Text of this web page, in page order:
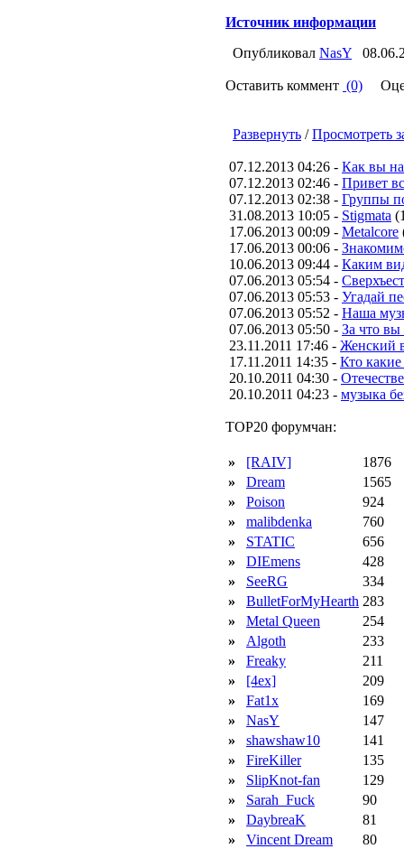
Источник информации
Опубликовал NasY
Оставить коммент (0)
Развернуть /Просмотреть
07.12.2013 04:26 - Как вы
07.12.2013 02:46 - Привет
07.12.2013 02:38 - Группы
31.08.2013 10:05 - Stigmata
17.06.2013 00:09 - Metalcore
17.06.2013 00:06 -
10.06.2013 09:44 - Каким
07.06.2013 05:54 -
07.06.2013 05:53 - Угадай
07.06.2013 05:52 - Наша
07.06.2013 05:50 - За что вы
23.11.2011 17:46 - Женский
17.11.2011 14:35 - Кто
20.10.2011 04:30 -
20.10.2011 04:23 - музыка
TOP20 форумчан:
» [RAIV]
1876
»
Dream
1565
»
Poison
924
»
malibdenka
760
»
STATIC
656
»
DIEmens
428
»
SeeRG
334
»
BulletForMyHearth 283
»
Metal Queen
254
»
Algoth
233
»
Freaky
211
»
[4ex]
209
»
Fat1x
169
»
NasY
147
»
shawshaw10
141
»
FireKiller
135
»
SlipKnot-fan
129
»
Sarah_Fuck
90
»
DaybreaK
81
»
Vincent Dream
80